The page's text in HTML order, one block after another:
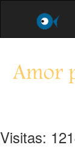
Amor
Visitas: